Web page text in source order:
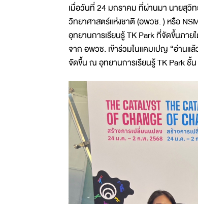
เมื่อวันที่ 24 มกราคม ที่ผ่านมา นายสุวิ
วิทยาศาสตร์แห่งชาติ (อพวช. ) หรือ
อุทยานการเรียนรู้ TK Park ที่จัดขึ้นภา
จาก อพวช. เข้าร่วมในแคมเปญ “อ่านแล้
จัดขึ้น ณ อุทยานการเรียนรู้ TK Park ชั้